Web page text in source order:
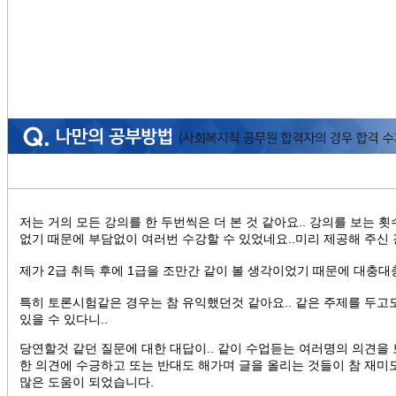
저는 거의 모든 강의를 한 두번씩은 더 본 것 같아요.. 강의를 보는
없기 때문에 부담없이 여러번 수강할 수 있었네요..미리 제공해 주
제가 2급 취득 후에 1급을 조만간 같이 볼 생각이었기 때문에 대충
특히 토론시험같은 경우는 참 유익했던것 같아요.. 같은 주제를 두
있을 수 있다니..
당연할것 같던 질문에 대한 대답이.. 같이 수업듣는 여러명의 의견
한 의견에 수긍하고 또는 반대도 해가며 글을 올리는 것들이 참 재
많은 도움이 되었습니다.